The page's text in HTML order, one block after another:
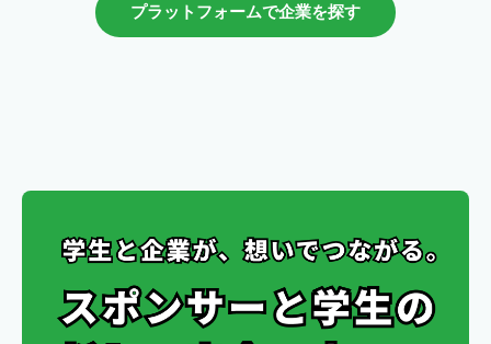
プラットフォームで企業を探す